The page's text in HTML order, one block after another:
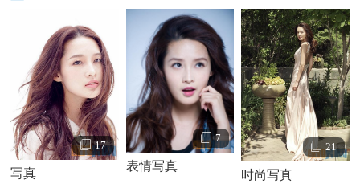
李沁个人资料简介 李沁写真
17
写真
7
表情写真
21
时尚写真